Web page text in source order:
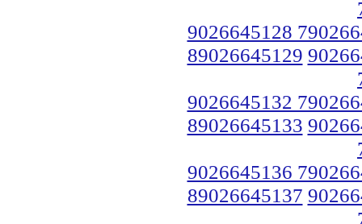
9026645128
89026645129
9026645132
89026645133
9026645136
89026645137